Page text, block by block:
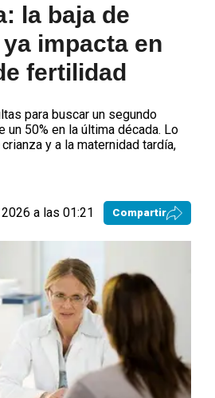
la baja de
impacta en
fertilidad
para buscar un segundo
un 50% en la última década. Lo
y a la maternidad tardía,
a las 01:21 Compartir